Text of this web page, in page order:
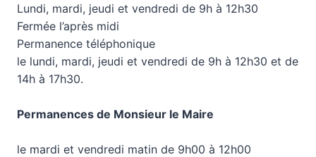
Lundi, mardi, jeudi et vendredi de 9h à 12h30
Fermée l’après midi
Permanence téléphonique
le lundi, mardi, jeudi et vendredi de 9h à 12h30 et de
14h à 17h30.
Permanences de Monsieur le Maire
le mardi et vendredi matin de 9h00 à 12h00